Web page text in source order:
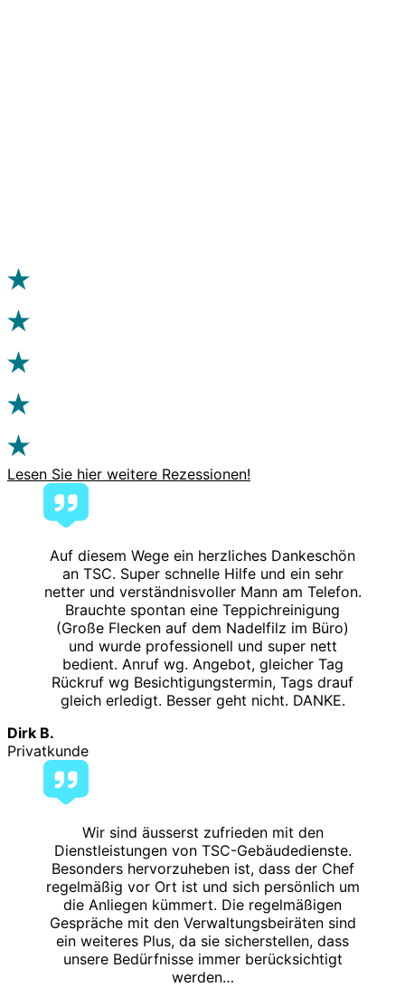
Lesen Sie hier weitere Rezessionen!
Auf diesem Wege ein herzliches Dankeschön
an TSC. Super schnelle Hilfe und ein sehr
netter und verständnisvoller Mann am Telefon.
Brauchte spontan eine Teppichreinigung
(Große Flecken auf dem Nadelfilz im Büro)
und wurde professionell und super nett
bedient. Anruf wg. Angebot, gleicher Tag
Rückruf wg Besichtigungstermin, Tags drauf
gleich erledigt. Besser geht nicht. DANKE.
Dirk B.
Privatkunde
Wir sind äusserst zufrieden mit den
Dienstleistungen von TSC-Gebäudedienste.
Besonders hervorzuheben ist, dass der Chef
regelmäßig vor Ort ist und sich persönlich um
die Anliegen kümmert. Die regelmäßigen
Gespräche mit den Verwaltungsbeiräten sind
ein weiteres Plus, da sie sicherstellen, dass
unsere Bedürfnisse immer berücksichtigt
werden…